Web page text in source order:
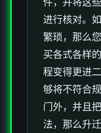
进行核对。
繁琐，那么
买各式各样
程变得更进
够将不符合
门外，并且
法，那么升